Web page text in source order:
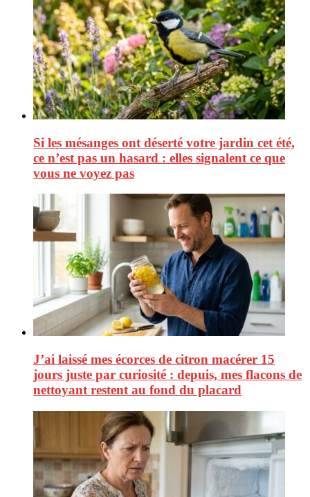
Si les mésanges ont déserté votre jardin cet été,
ce n’est pas un hasard : elles signalent ce que
vous ne voyez pas
J’ai laissé mes écorces de citron macérer 15
jours juste par curiosité : depuis, mes flacons de
nettoyant restent au fond du placard